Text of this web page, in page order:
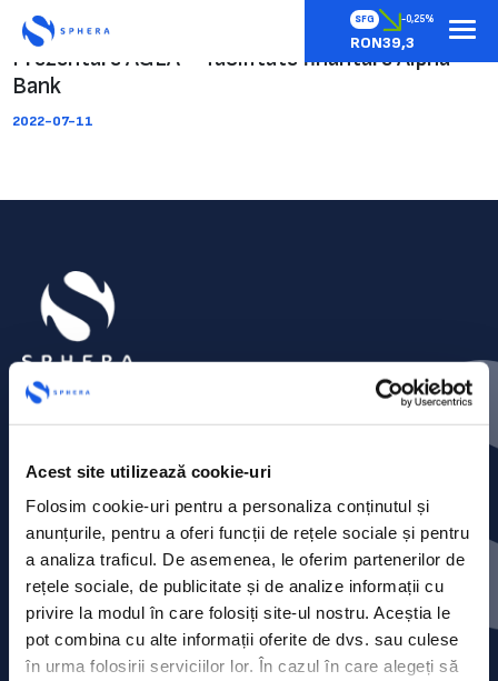
Acest site utilizează cookie-uri
Folosim cookie-uri pentru a personaliza conținutul și
anunțurile, pentru a oferi funcții de rețele sociale și pentru
a analiza traficul. De asemenea, le oferim partenerilor de
rețele sociale, de publicitate și de analize informații cu
privire la modul în care folosiți site-ul nostru. Aceștia le
pot combina cu alte informații oferite de dvs. sau culese
în urma folosirii serviciilor lor. În cazul în care alegeți să
SFG -0,25%
RON39,3
Prezentare AGEA – facilitate finantare Alpha
Bank
2022-07-11
Contact
Comunicate de presă
Politica de confidențialitate